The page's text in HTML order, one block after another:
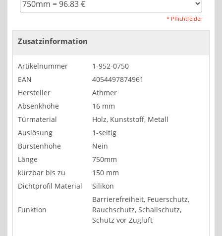
* Pflichtfelder
Zusatzinformation
Artikelnummer
1-952-0750
EAN
4054497874961
Hersteller
Athmer
Absenkhöhe
16 mm
Türmaterial
Holz, Kunststoff, Metall
Auslösung
1-seitig
Bürstenhöhe
Nein
Länge
750mm
kürzbar bis zu
150 mm
Dichtprofil Material
Silikon
Funktion
Barrierefreiheit, Feuerschutz,
Rauchschutz, Schallschutz,
Schutz vor Zugluft